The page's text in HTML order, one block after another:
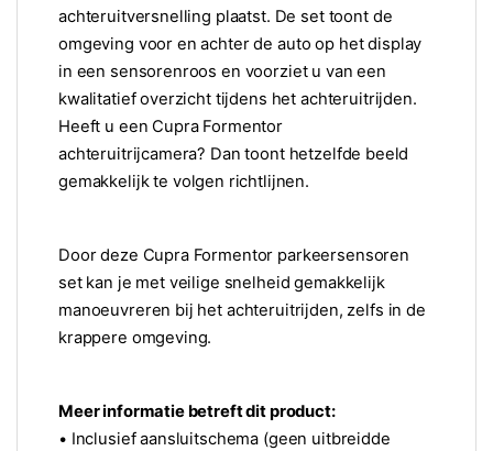
achteruitversnelling plaatst. De set toont de
omgeving voor en achter de auto op het display
in een sensorenroos en voorziet u van een
kwalitatief overzichttijdens het achteruitrijden.
Heeft u een Cupra Formentor
achteruitrijcamera? Dan toont hetzelfde beeld
gemakkelijk te volgen richtlijnen.
Door deze Cupra Formentor parkeersensoren
set kan je met veilige snelheid gemakkelijk
manoeuvreren bij het achteruitrijden,zelfs in de
krappere omgeving.
Meer informatie betreft dit product:
• Inclusief aansluitschema (geen uitbreidde